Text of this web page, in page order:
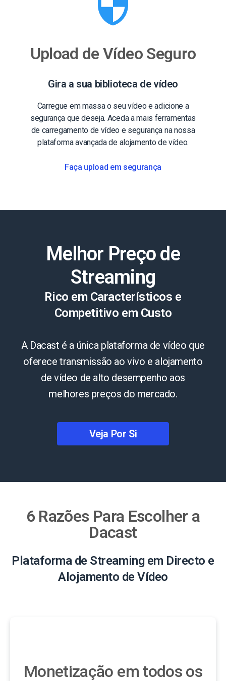
Upload de Vídeo Seguro
Gira a sua biblioteca de vídeo
Carregue em massa o seu vídeo e adicione a
segurança que deseja. Aceda a mais ferramentas
de carregamento de vídeo e segurança na nossa
plataforma avançada de alojamento de vídeo.
Faça upload em segurança
Melhor Preço de
Streaming
Rico em Característicos e
Competitivo em Custo
A Dacast é a única plataforma de vídeo que
oferece transmissão ao vivo e alojamento
de vídeo de alto desempenho aos
melhores preços do mercado.
Veja Por Si
6 Razões Para Escolher a
Dacast
Plataforma de Streaming em Directo e
Alojamento de Vídeo
Monetização em todos os